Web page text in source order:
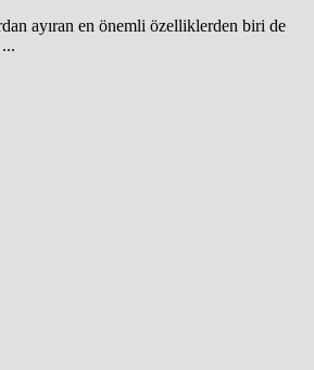
ayıran en önemli özelliklerden biri de